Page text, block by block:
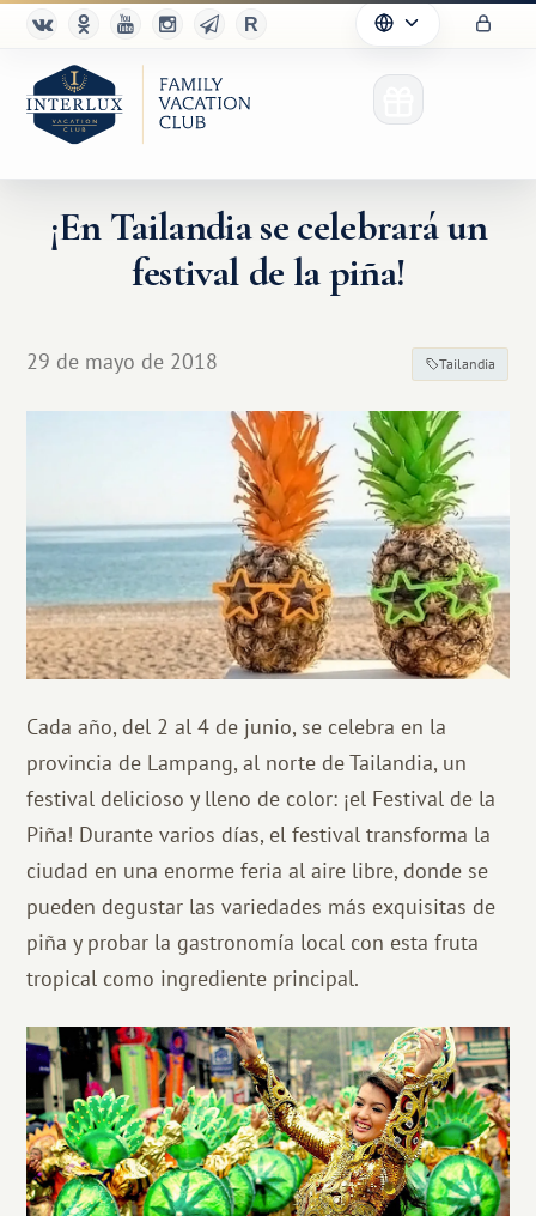
¡En Tailandia se celebrará un
festival de la piña!
29 de mayo de 2018 Tailandia
Cada año, del 2 al 4 de junio, se celebra en la
provincia de Lampang, al norte de Tailandia, un
festival delicioso y lleno de color: ¡el Festival de la
Piña! Durante varios días, el festival transforma la
ciudad en una enorme feria al aire libre, donde se
pueden degustar las variedades más exquisitas de
piña y probar la gastronomía local con esta fruta
tropical como ingrediente principal.